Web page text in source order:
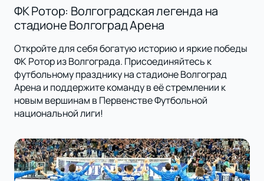
ФК Ротор: Волгоградская легенда на
стадионе Волгоград Арена
Откройте для себя богатую историю и яркие победы
ФК Ротор из Волгограда. Присоединяйтесь к
футбольному празднику на стадионе Волгоград
Арена и поддержите команду в её стремлении к
новым вершинам в Первенстве Футбольной
национальной лиги!